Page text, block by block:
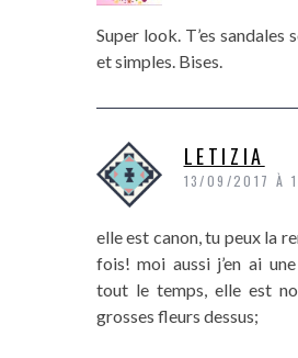
Super look. T’es sandales
et simples. Bises.
LETIZIA
13/09/2017 À
elle est canon, tu peux la
fois! moi aussi j’en ai
tout le temps, elle est
grosses fleurs dessus;